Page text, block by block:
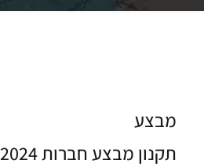
מבצע
תקנון מבצע חברות 2024